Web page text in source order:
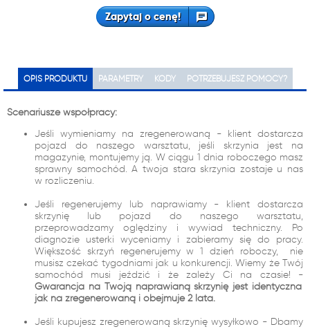
Zapytaj o cenę!
OPIS PRODUKTU PARAMETRY KODY POTRZEBUJESZ POMOCY?
Scenariusze współpracy:
Jeśli wymieniamy na zregenerowaną - klient dostarcza
pojazd do naszego warsztatu, jeśli skrzynia jest na
magazynie, montujemy ją. W ciągu 1 dnia roboczego masz
sprawny samochód. A twoja stara skrzynia zostaje u nas
w rozliczeniu.
Jeśli regenerujemy lub naprawiamy - klient dostarcza
skrzynię lub pojazd do naszego warsztatu,
przeprowadzamy oględziny i wywiad techniczny. Po
diagnozie usterki wyceniamy i zabieramy się do pracy.
Większość skrzyń regenerujemy w 1 dzień roboczy, nie
musisz czekać tygodniami jak u konkurencji. Wiemy że Twój
samochód musi jeździć i że zależy Ci na czasie! -
Gwarancja na Twoją naprawianą skrzynię jest identyczna
jak na zregenerowaną i obejmuje 2 lata.
Jeśli kupujesz zregenerowaną skrzynię wysyłkowo - Dbamy